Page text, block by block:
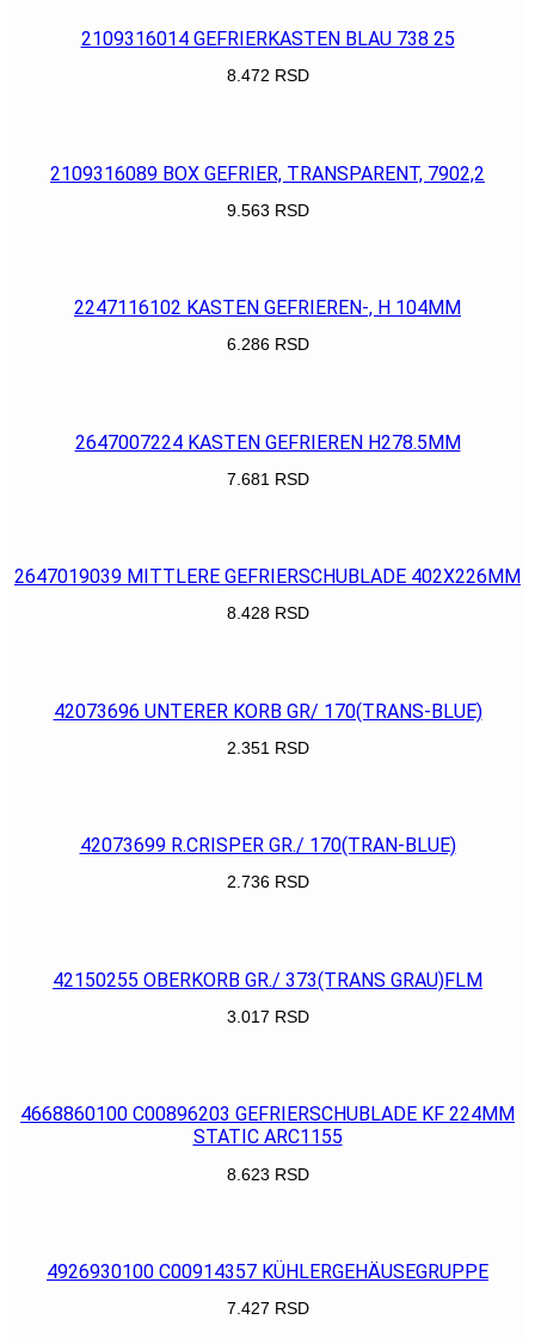
2109316014 GEFRIERKASTEN BLAU 738 25
8.472 RSD
2109316089 BOX GEFRIER, TRANSPARENT, 7902,2
9.563 RSD
2247116102 KASTEN GEFRIEREN-, H 104MM
6.286 RSD
2647007224 KASTEN GEFRIEREN H278.5MM
7.681 RSD
2647019039 MITTLERE GEFRIERSCHUBLADE 402X226MM
8.428 RSD
42073696 UNTERER KORB GR/ 170(TRANS-BLUE)
2.351 RSD
42073699 R.CRISPER GR./ 170(TRAN-BLUE)
2.736 RSD
42150255 OBERKORB GR./ 373(TRANS GRAU)FLM
3.017 RSD
4668860100 C00896203 GEFRIERSCHUBLADE KF 224MM
STATIC ARC1155
8.623 RSD
4926930100 C00914357 KÜHLERGEHÄUSEGRUPPE
7.427 RSD